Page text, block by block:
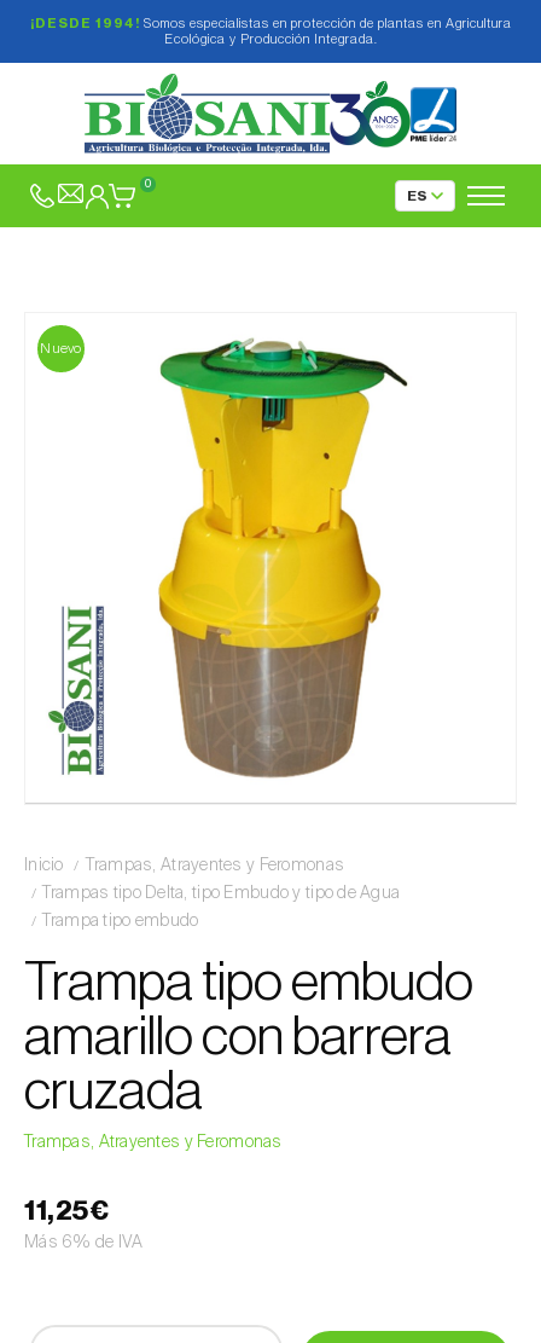
¡DESDE 1994! Somos especialistas en protección de plantas en Agricultura
Ecológica y Producción Integrada.
0
Nuevo
Inicio
Trampas, Atrayentes y Feromonas
Trampas tipo Delta, tipo Embudo y tipo de Agua
Trampa tipo embudo
Trampa tipo embudo
amarillo con barrera
cruzada
Trampas, Atrayentes y Feromonas
11,25€
Más 6% de IVA